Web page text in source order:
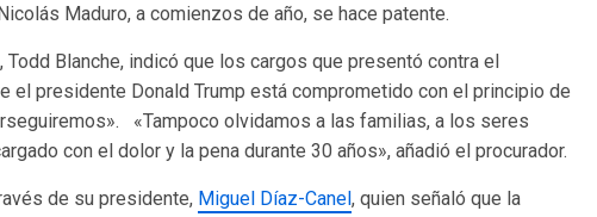
Maduro, a comienzos de año, se hace patente.
Todd Blanche, indicó que los cargos que presentó contra el
el presidente Donald Trump está comprometido con el principio de
«Tampoco olvidamos a las familias, a los seres
con el dolor y la pena durante 30 años», añadió el procurador.
de su presidente, Miguel Díaz-Canel, quien señaló que la